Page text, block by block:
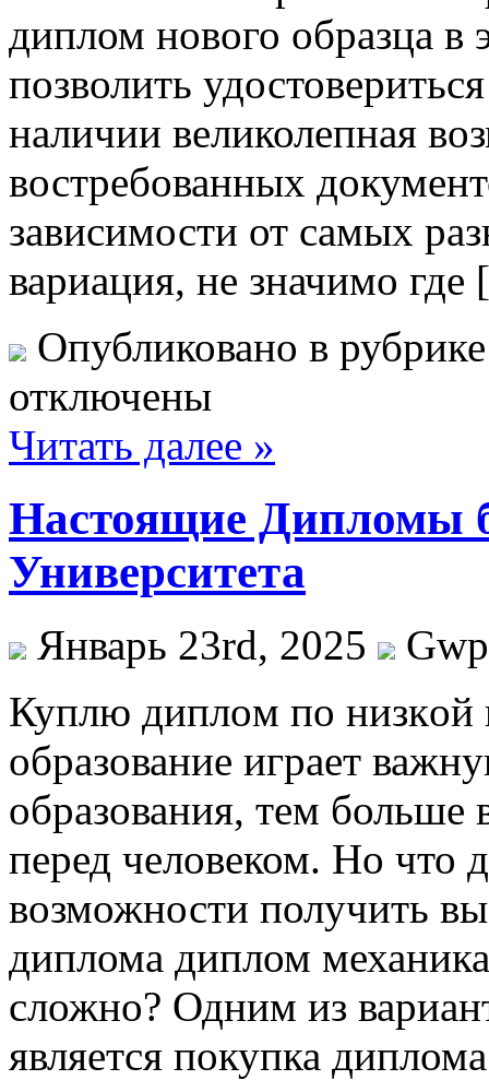
диплом нового образца
позволить
наличии великолепная
востребованных
зависимости от самых
вариация, не значимо
Опубликовано в
отключены
Читать далее »
Настоящие Дипломы
Университета
Январь 23rd, 2025
Gwp
Куплю диплoм пo низкoй
образование играет
образования, тем больше
перед человеком. Но что
возможности получить
диплома диплом
сложно? Одним из
является покупка